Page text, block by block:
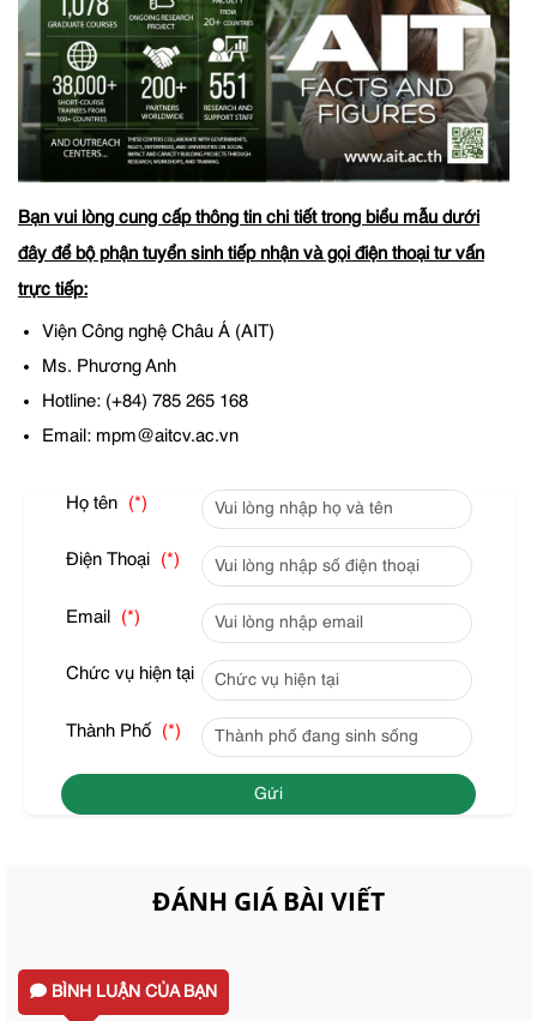
Bạn vui lòng cung cấp thông tin chi tiết trong biểu mẫu dưới
đây để bộ phận tuyển sinh tiếp nhận và gọi điện thoại tư vấn
trực tiếp:
Viện Công nghệ Châu Á (AIT)
Ms. Phương Anh
Hotline: (+84) 785 265 168
Email: mpm@aitcv.ac.vn
Họ tên (*)
Điện Thoại (*)
Email (*)
Chức vụ hiện tại
Thành Phố (*)
Gửi
ĐÁNH GIÁ BÀI VIẾT
BÌNH LUẬN CỦA BẠN